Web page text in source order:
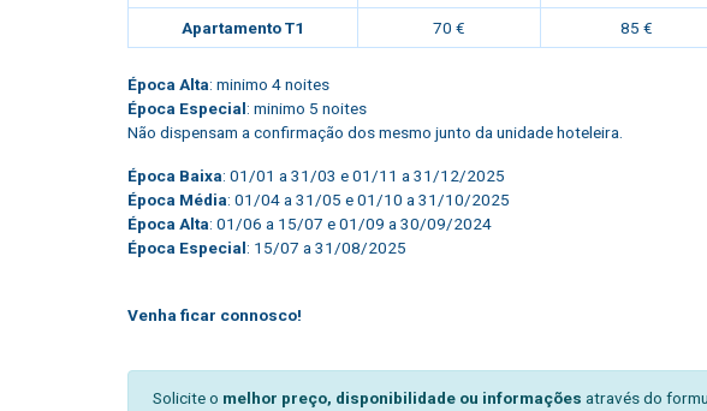
Apartamento T1 70 € 85 €
Época Alta: minimo 4 noites
Época Especial: minimo 5 noites
Não dispensam a confirmação dos mesmo junto da unidade hoteleira.
Época Baixa: 01/01 a 31/03 e 01/11 a 31/12/2025
Época Média: 01/04 a 31/05 e 01/10 a 31/10/2025
Época Alta: 01/06 a 15/07 e 01/09 a 30/09/2024
Época Especial: 15/07 a 31/08/2025
Venha ficar connosco!
Solicite o melhor preço, disponibilidade ou informações através do